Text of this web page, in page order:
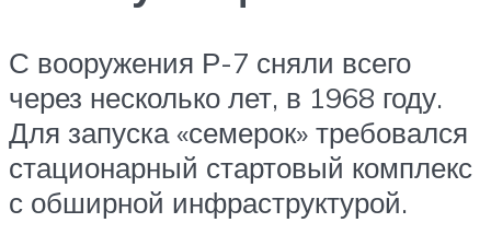
С вооружения Р-7 сняли всего
через несколько лет, в 1968 году.
Для запуска «семерок» требовался
стационарный стартовый комплекс
с обширной инфраструктурой.